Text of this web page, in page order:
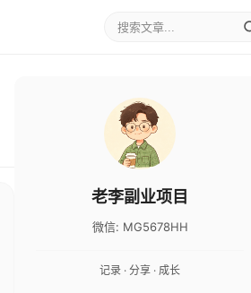
老李副业项目
微信: MG5678HH
记录 · 分享 · 成长